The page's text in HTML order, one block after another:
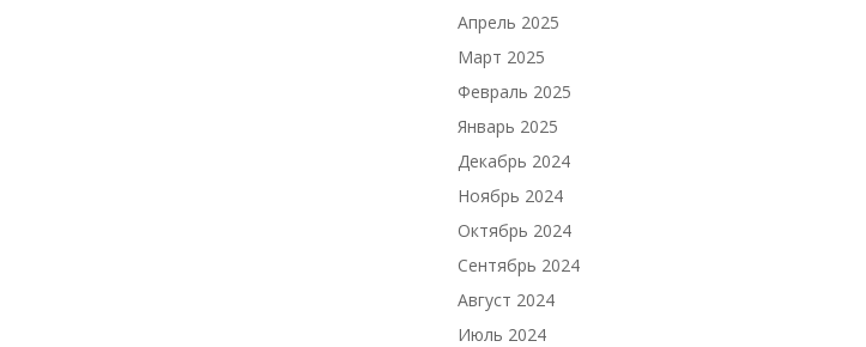
Апрель 2025
Март 2025
Февраль 2025
Январь 2025
Декабрь 2024
Ноябрь 2024
Октябрь 2024
Сентябрь 2024
Август 2024
Июль 2024